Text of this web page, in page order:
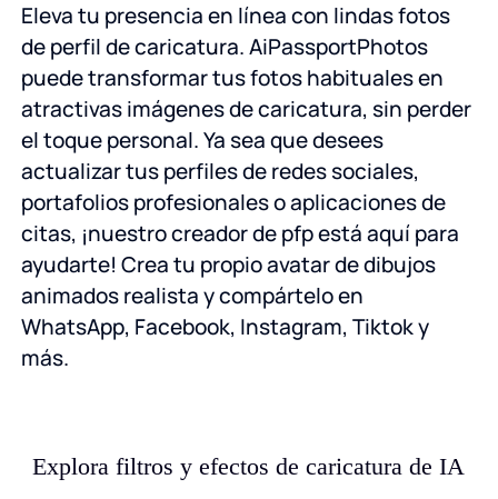
Eleva tu presencia en línea con lindas fotos
de perfil de caricatura. AiPassportPhotos
puede transformar tus fotos habituales en
atractivas imágenes de caricatura, sin perder
el toque personal. Ya sea que desees
actualizar tus perfiles de redes sociales,
portafolios profesionales o aplicaciones de
citas, ¡nuestro creador de pfp está aquí para
ayudarte! Crea tu propio avatar de dibujos
animados realista y compártelo en
WhatsApp, Facebook, Instagram, Tiktok y
más.
Explora filtros y efectos de caricatura de IA